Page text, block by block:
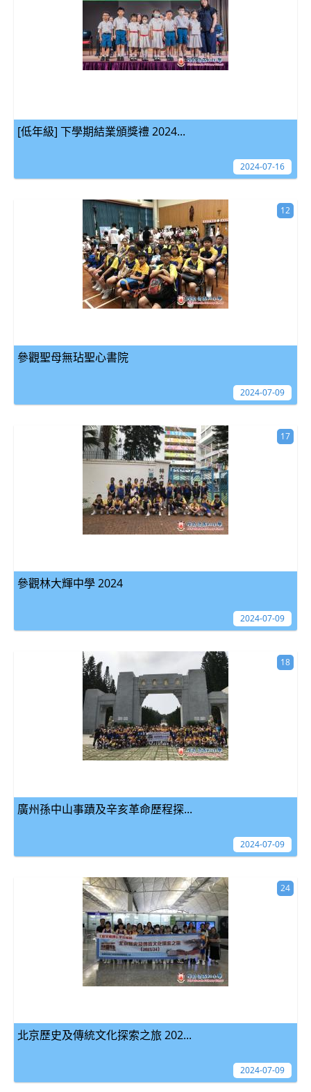
[低年級] 下學期結業頒獎禮 2024...
2024-07-16
參觀聖母無玷聖心書院
12
2024-07-09
參觀林大輝中學 2024
17
2024-07-09
廣州孫中山事蹟及辛亥革命歷程探...
18
2024-07-09
北京歷史及傳統文化探索之旅 202...
24
2024-07-09